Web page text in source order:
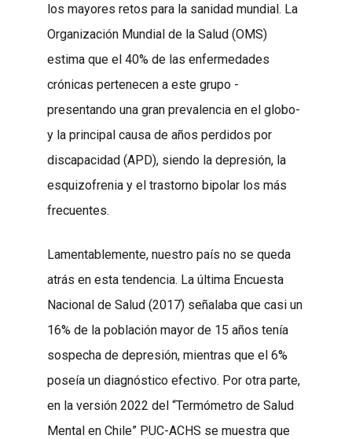
los mayores retos para la sanidad mundial. La
Organización Mundial de la Salud (OMS)
estima que el 40% de las enfermedades
crónicas pertenecen a este grupo -
presentando una gran prevalencia en el globo-
y la principal causa de años perdidos por
discapacidad (APD), siendo la depresión, la
esquizofrenia y el trastorno bipolar los más
frecuentes.
Lamentablemente, nuestro país no se queda
atrás en esta tendencia. La última Encuesta
Nacional de Salud (2017) señalaba que casi un
16% de la población mayor de 15 años tenía
sospecha de depresión, mientras que el 6%
poseía un diagnóstico efectivo. Por otra parte,
en la versión 2022 del “Termómetro de Salud
Mental en Chile” PUC-ACHS se muestra que